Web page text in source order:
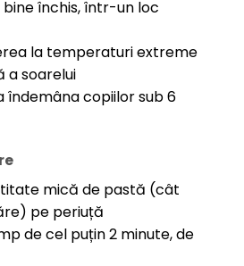
închis, într-un loc
la temperaturi extreme
a soarelui
îndemâna copiilor sub 6
mică de pastă (cât
pe periuță
de cel puțin 2 minute, de